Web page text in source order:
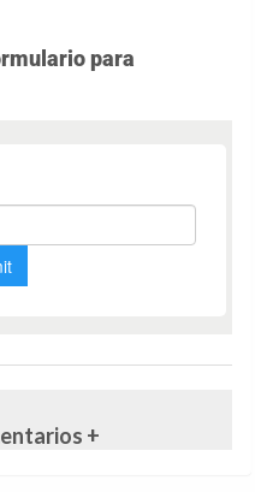
para
+